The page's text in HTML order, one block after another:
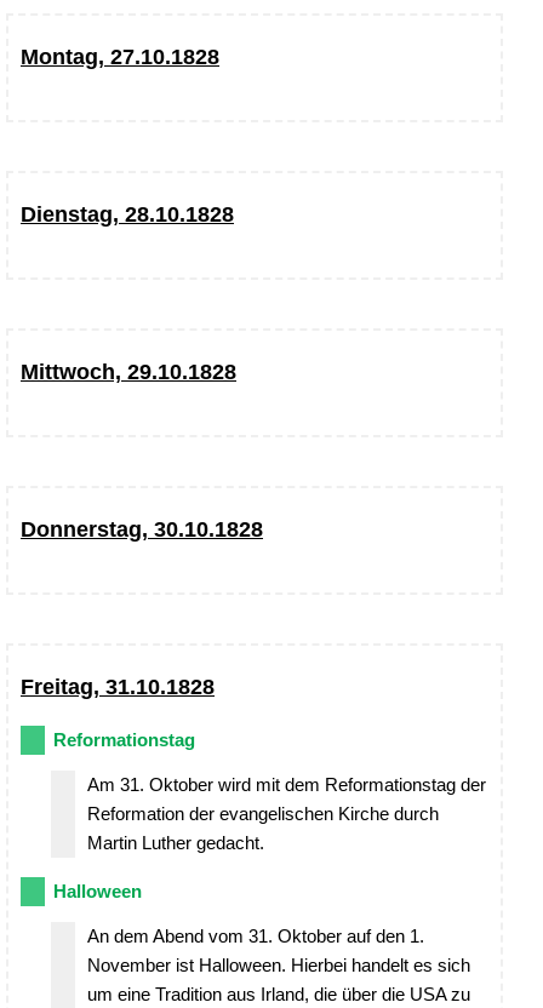
Montag, 27.10.1828
Dienstag, 28.10.1828
Mittwoch, 29.10.1828
Donnerstag, 30.10.1828
Freitag, 31.10.1828
Reformationstag
Am 31. Oktober wird mit dem Reformationstag der
Reformation der evangelischen Kirche durch
Martin Luther gedacht.
Halloween
An dem Abend vom 31. Oktober auf den 1.
November ist Halloween. Hierbei handelt es sich
um eine Tradition aus Irland, die über die USA zu